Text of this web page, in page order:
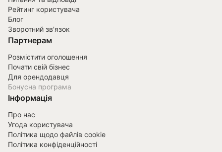
Рейтинг користувача
Блог
Зворотний зв'язок
Партнерам
Розмістити оголошення
Почати свій бізнес
Для орендодавця
Бонусна програма
Інформація
Про нас
Угода користувача
Політика щодо файлів cookie
Політика конфіденційності